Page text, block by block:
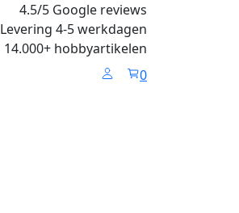
4.5/5 Google reviews
Levering 4-5 werkdagen
14.000+ hobbyartikelen
0